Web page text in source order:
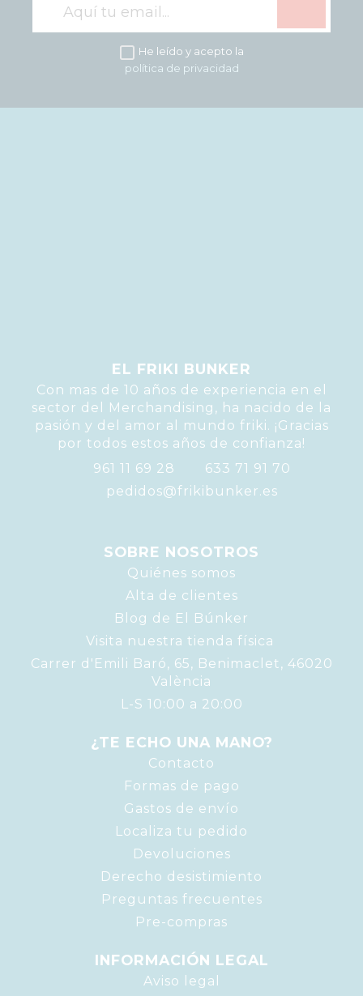
He leído y acepto la
política de privacidad
EL FRIKI BUNKER
Con mas de 10 años de experiencia en el
sector del Merchandising, ha nacido de la
pasión y del amor al mundo friki. ¡Gracias
por todos estos años de confianza!
961 11 69 28
633 71 91 70
pedidos@frikibunker.es
SOBRE NOSOTROS
Quiénes somos
Alta de clientes
Blog de El Búnker
Visita nuestra tienda física
Carrer d'Emili Baró, 65, Benimaclet, 46020
València
L-S 10:00 a 20:00
¿TE ECHO UNA MANO?
Contacto
Formas de pago
Gastos de envío
Localiza tu pedido
Devoluciones
Derecho desistimiento
Preguntas frecuentes
Pre-compras
INFORMACIÓN LEGAL
Aviso legal